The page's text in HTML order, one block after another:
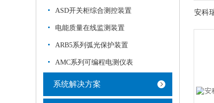
ASD开关柜综合测控装置
电能质量在线监测装置
ARB5系列弧光保护装置
AMC系列可编程电测仪表
系统解决方案